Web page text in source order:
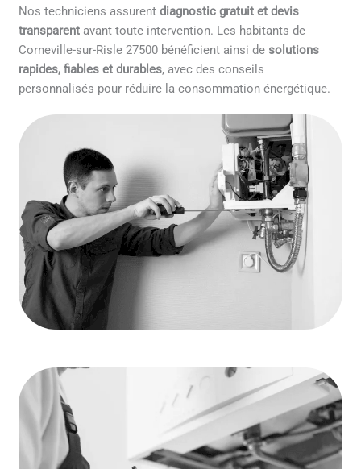
Nos techniciens assurentdiagnostic gratuit et devis
transparent avant toute intervention. Les habitants de
Corneville-sur-Risle 27500 bénéficient ainsi desolutions
rapides, fiables et durables, avec des conseils
personnalisés pour réduire la consommation énergétique.